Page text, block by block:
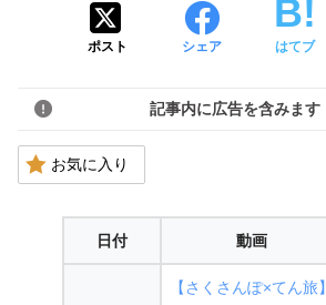
ポスト シェア はてブ
記事内に広告を含みます
お気に入り
日付 動画
【さくさんぽ×てん旅】